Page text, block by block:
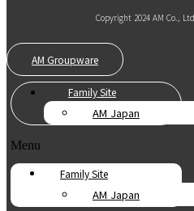
Copyright 2024 AM Co.,
AM Groupware
Family Site
AM Japan
Menu
Family Site
AM Japan